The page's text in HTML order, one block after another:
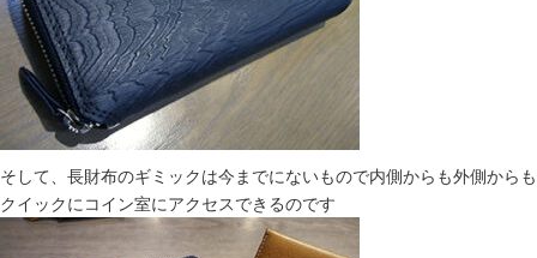
そして、長財布のギミックは今までにないもので内側からも外側からも
クイックにコイン室にアクセスできるのです